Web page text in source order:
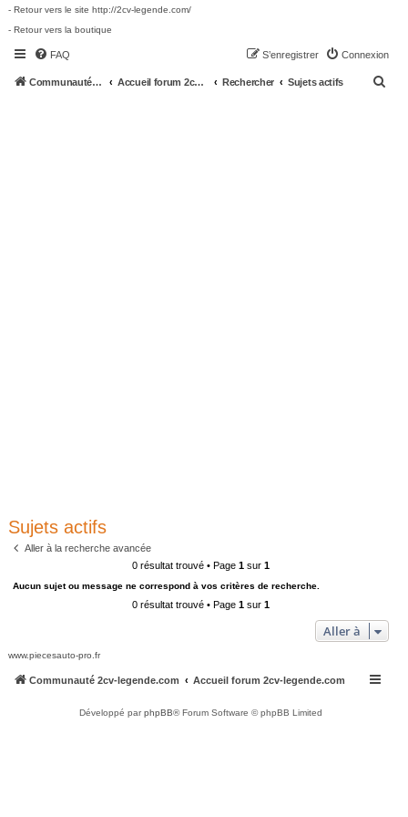
- Retour vers le site http://2cv-legende.com/
- Retour vers la boutique
FAQ Connexion
S’enregistrer
Communauté 2cv-legende.com Accueil forum 2cv-legende.com Rechercher Sujets actifs
Sujets actifs
Aller à la recherche avancée
0 résultat trouvé • Page 1sur 1
Aucun sujet ou message ne correspond à vos critères de recherche.
0 résultat trouvé • Page 1sur 1
Aller à
www.piecesauto-pro.fr
Communauté 2cv-legende.com Accueil forum 2cv-legende.com
Développé parphpBB® Forum Software © phpBB Limited